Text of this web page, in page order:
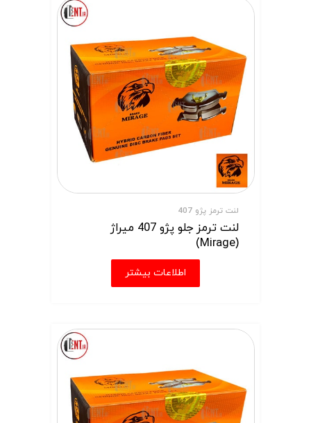
لنت ترمز پژو 407
لنت ترمز جلو پژو 407 میراژ
(Mirage)
اطلاعات بیشتر